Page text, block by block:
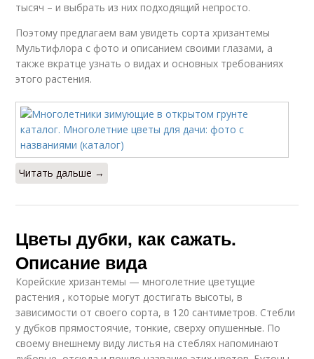
тысяч – и выбрать из них подходящий непросто.
Поэтому предлагаем вам увидеть сорта хризантемы
Мультифлора с фото и описанием своими глазами, а
также вкратце узнать о видах и основных требованиях
этого растения.
Читать дальше →
Цветы дубки, как сажать.
Описание вида
Корейские хризантемы — многолетние цветущие
растения , которые могут достигать высоты, в
зависимости от своего сорта, в 120 сантиметров. Стебли
у дубков прямостоячие, тонкие, сверху опушенные. По
своему внешнему виду листья на стеблях напоминают